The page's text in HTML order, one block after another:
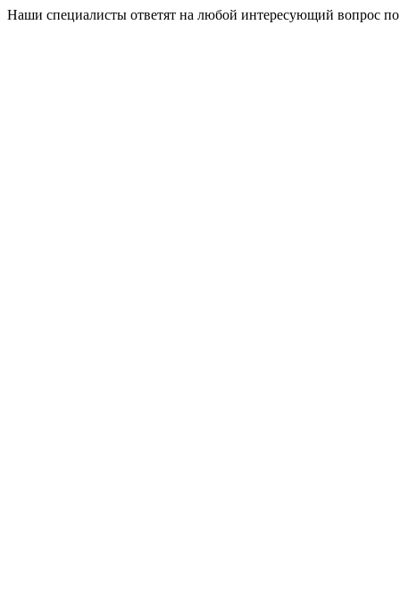
Наши специалисты ответят на любой интересующий вопрос по